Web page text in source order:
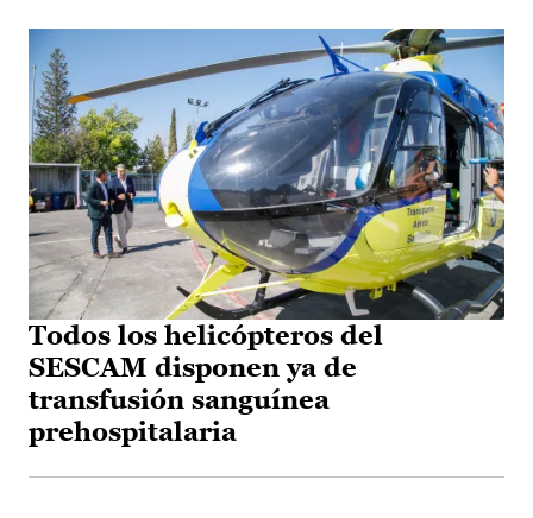
Todos los helicópteros del
SESCAM disponen ya de
transfusión sanguínea
prehospitalaria